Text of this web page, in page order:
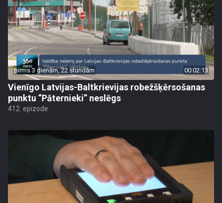
pirms 3 dienām, 22 stundām 00:02:13
Vienīgo Latvijas-Baltkrievijas robežšķērsošanas
punktu “Pāternieki” neslēgs
412. epizode